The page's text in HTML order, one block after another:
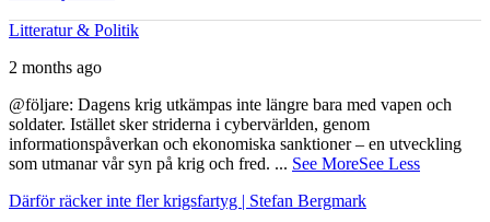
Litteratur & Politik
2 months ago
@följare: Dagens krig utkämpas inte längre bara med vapen och
soldater. Istället sker striderna i cybervärlden, genom
informationspåverkan och ekonomiska sanktioner – en utveckling
som utmanar vår syn på krig och fred. ... See MoreSee Less
Därför räcker inte fler krigsfartyg | Stefan Bergmark